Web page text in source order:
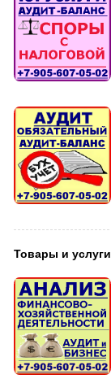
Товары и